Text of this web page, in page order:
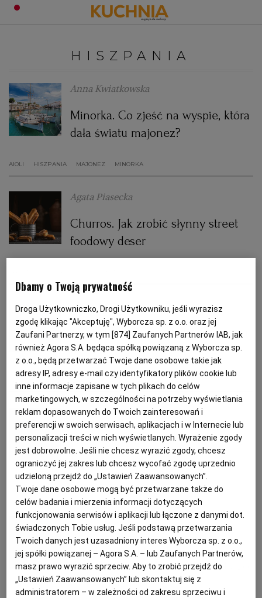
OBIADY
ZUPY
CIASTA
NAPOJE
SAŁATKI
MAKARONY
DRÓB
MIĘSA
RYBY
PRZEKĄSKI
DOMOWE PRZETWORY
SOST, DIPY I INNE DODATKI
HALLOWEEN
WIELKANOC
WALENTYNKI
DOMOWE PRZYJĘCIE
GRILL
KUCHNIE ŚWIATA
KUCHNIA AFRYKAŃSKA
KUCHNIA JAPOŃSKA
KUCHNIA CHIŃSKA
KUCHNIA TAJSKA
KUCHNIA GRECKA
KUCHNIA PORTUGALSKA
KUCHNIA FRANCUSKA
KUCHNIA AMERYKAŃSKA
KUCHNIA POLSKA
KUCHNIA MEKSYKAŃSKA
KUCHNIA INDYJSKA
SZKOŁA GOTOWANIA
PORADY
ZAKUPY
SPRZĘT KUCHENNY
ZDROWA DIETA
DIETA
FIT PRZEPISY
WEGE
WEGAN
BEZ GLUTENU
DO POCZYTANIA
PODRÓŻE KULINARNE
HISTORIE KULINARNE
FELIETONY KULINARNE
KSIĄŻKI KULINARNE
SZEF KUCHNI
NASZE SERWISY
SERWISY LOKALNE
BIAŁYSTOK
BIELSKO-BIAŁA
BYDGOSZCZ
CZĘSTOCHOWA
ELBLĄG
GLIWICE
GORZÓW WIELKOPOLSKI
WYBORCZA.PL
MAGAZYNY
DUŻY FORMAT
WOLNA SOBOTA
ALE HISTORIA
WYBORCZA TV I VOD
TYLKO ZDROWIE
WYBORCZA CLASSIC
WYBORCZA.BIZ
WYSOKIE OBCASY
BIQDATA
JUTRONAUCI
Zaloguj się
HISZPANIA
Anna Kwiatkowska
Minorka. Co zjeść na wyspie, która
dała światu majonez?
AIOLI HISZPANIA MAJONEZ MINORKA
Agata Piasecka
Churros. Jak zrobić słynny street
foodowy deser
Marta Glinka
Smaki Madrytu od świtu do późnej
nocy
GASTRONOMIA HISZPANIA MADRYT
Anna Kwiatkowska
Prosty przepis na muszle Świętego
Jakuba
GALERIA POTRAW HISZPANIA MAŁŻE OWOCE MORZA
Anna Kwiatkowska
Ośmiornice, przegrzebki i małże.
Kulinarna pielgrzymka do Santiago
de Compostela
Dbamy o Twoją prywatność
Droga Użytkowniczko, Drogi Użytkowniku, jeśli wyrazisz
zgodę klikając "Akceptuję", Wyborcza sp. z o.o. oraz jej
Zaufani Partnerzy, w tym [874] Zaufanych Partnerów IAB, jak
również Agora S.A. będąca spółką powiązaną z Wyborcza sp.
z o.o., będą przetwarzać Twoje dane osobowe takie jak
adresy IP, adresy e-mail czy identyfikatory plików cookie lub
inne informacje zapisane w tych plikach do celów
marketingowych, w szczególności na potrzeby wyświetlania
reklam dopasowanych do Twoich zainteresowań i
preferencji w swoich serwisach, aplikacjach i w Internecie lub
personalizacji treści w nich wyświetlanych. Wyrażenie zgody
jest dobrowolne. Jeśli nie chcesz wyrazić zgody, chcesz
ograniczyć jej zakres lub chcesz wycofać zgodę uprzednio
udzieloną przejdź do „Ustawień Zaawansowanych”.
Twoje dane osobowe mogą być przetwarzane także do
celów badania i mierzenia informacji dotyczących
funkcjonowania serwisów i aplikacji lub łączone z danymi dot.
świadczonych Tobie usług. Jeśli podstawą przetwarzania
Twoich danych jest uzasadniony interes Wyborcza sp. z o.o.,
jej spółki powiązanej – Agora S.A. – lub Zaufanych Partnerów,
masz prawo wyrazić sprzeciw. Aby to zrobić przejdź do
„Ustawień Zaawansowanych” lub skontaktuj się z
administratorem – w zależności od zakresu sprzeciwu i